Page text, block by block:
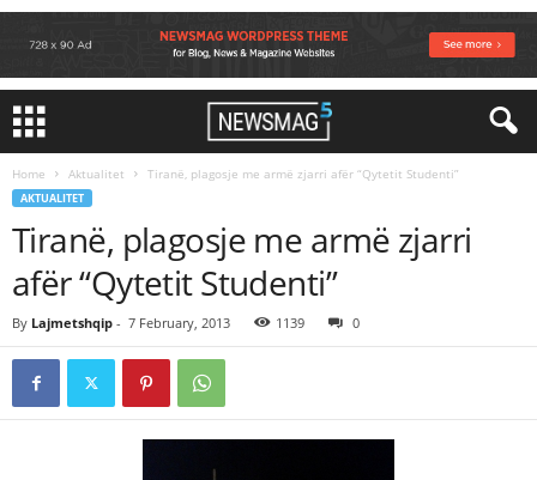
Home Aktualitet Tiranë, plagosje me armë zjarri afër “Qytetit Studenti”
AKTUALITET
Tiranë, plagosje me armë zjarri
afër “Qytetit Studenti”
By Lajmetshqip - 7 February, 2013 1139 0